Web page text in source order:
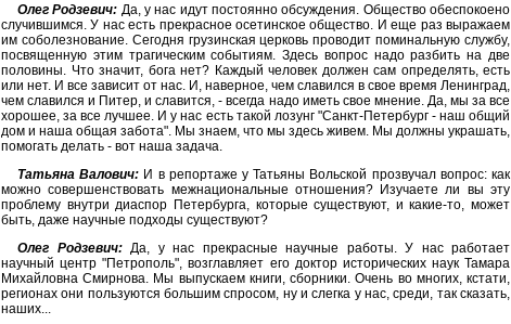
Олег Родзевич: Да, у нас идут постоянно обсуждения. Общество обеспокоено
случившимся. У нас есть прекрасное осетинское общество. И еще раз выражаем
им соболезнование. Сегодня грузинская церковь проводит поминальную службу,
посвященную этим трагическим событиям. Здесь вопрос надо разбить на две
половины. Что значит, бога нет? Каждый человек должен сам определять, есть
или нет. И все зависит от нас. И, наверное, чем славился в свое время Ленинград,
чем славился и Питер, и славится, - всегда надо иметь свое мнение. Да, мы за все
хорошее, за все лучшее. И у нас есть такой лозунг "Санкт-Петербург - наш общий
дом и наша общая забота". Мы знаем, что мы здесь живем. Мы должны украшать,
помогать делать - вот наша задача.
Татьяна Валович: И в репортаже у Татьяны Вольской прозвучал вопрос: как
можно совершенствовать межнациональные отношения? Изучаете ли вы эту
проблему внутри диаспор Петербурга, которые существуют, и какие-то, может
быть, даже научные подходы существуют?
Олег Родзевич:Да, у нас прекрасные научные работы. У нас работает
научный центр "Петрополь", возглавляет его доктор исторических наук Тамара
Михайловна Смирнова. Мы выпускаем книги, сборники. Очень во многих, кстати,
регионах они пользуются большим спросом, ну и слегка у нас, среди, так сказать,
наших...